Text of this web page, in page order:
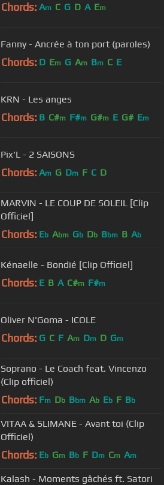
Chords: Am C G D A Em
Fanny - Ancrée à ton port (paroles)
Chords: D Em G Am Bm C E
KRN - Les anges
Chords: B C#m F#m G#m E G# Em
Pix'L - 2 SAISONS
Chords: Am G Dm F C D
MARVIN - LE COUP DE SOLEIL [Clip
Officiel]
Chords: Eb Abm Gb Db Bbm B Ab
Kénaelle - Bondié [Clip Officiel]
Chords: E B A C#m F#m
Oliver N'Goma - ICOLE
Chords: G C F Am Dm D Gm
Soprano - Le Coach feat. Vincenzo
(Clip officiel)
Chords: Fm Db Bbm Ab Eb F Bb
VITAA & SLIMANE - Avant toi (Clip
Officiel)
Chords: Eb Gm Bb F Dm Cm Am
Kalash - Moments gâchés ft. Satori